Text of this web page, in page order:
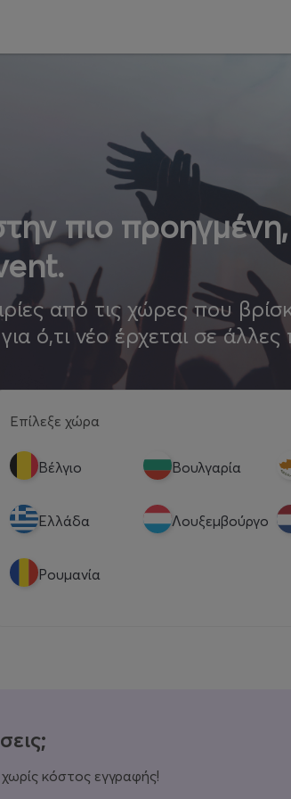
πιο
από τις χώρες που
ό,τι νέο έρχεται σε άλλες
Επίλεξε χώρα
Βέλγιο Βουλγαρία
Eλλάδα Λουξεμβούργο
Ρουμανία
κόστος εγγραφής!